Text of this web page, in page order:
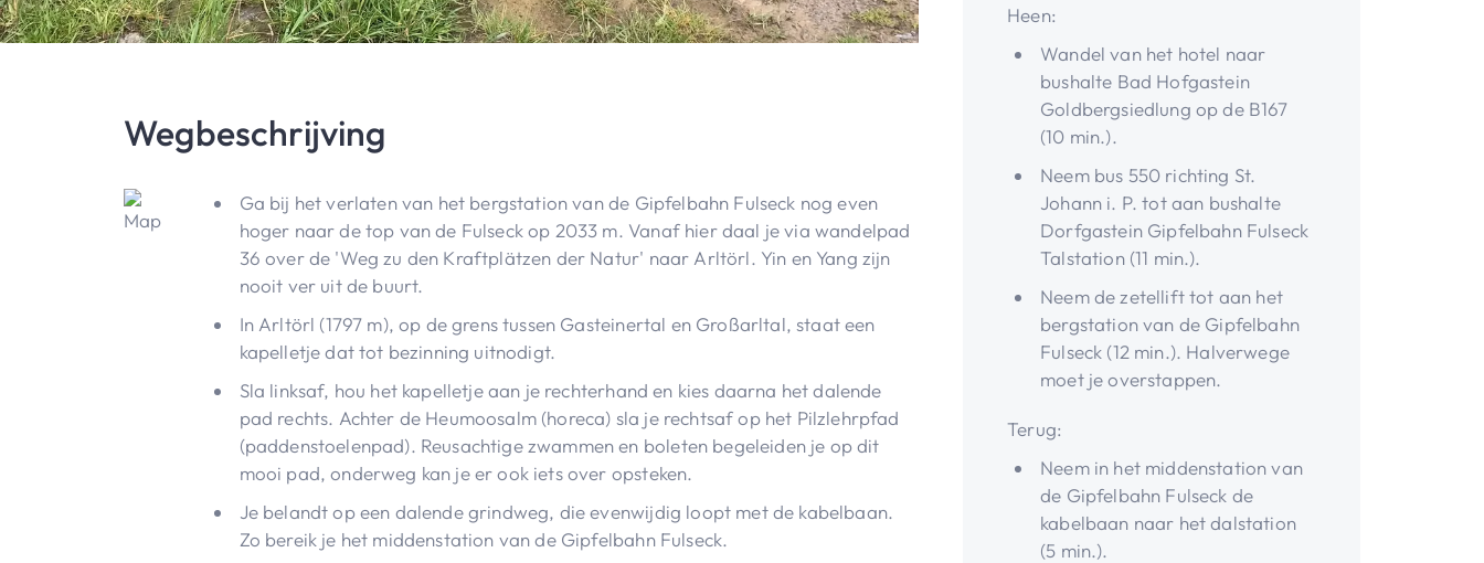
Wegbeschrijving
Ga bij het verlaten van het bergstation van de Gipfelbahn Fulseck nog even
hoger naar de top van de Fulseck op 2033 m. Vanaf hier daal je via wandelpad
36 over de 'Weg zu den Kraftplätzen der Natur' naar Arltörl. Yin en Yang zijn
nooit ver uit de buurt.
In Arltörl (1797 m), op de grens tussen Gasteinertal en Großarltal, staat een
kapelletje dat tot bezinning uitnodigt.
Sla linksaf, hou het kapelletje aan je rechterhand en kies daarna het dalende
pad rechts. Achter de Heumoosalm (horeca) sla je rechtsaf op het Pilzlehrpfad
(paddenstoelenpad). Reusachtige zwammen en boleten begeleiden je op dit
mooi pad, onderweg kan je er ook iets over opsteken.
Je belandt op een dalende grindweg, die evenwijdig loopt met de kabelbaan.
Zo bereik je het middenstation van de Gipfelbahn Fulseck.
Heen:
Wandel van het hotel naar
bushalte Bad Hofgastein
Goldbergsiedlung op de B167
(10 min.).
Neem bus 550 richting St.
Johann i. P. tot aan bushalte
Dorfgastein Gipfelbahn Fulseck
Talstation (11 min.).
Neem de zetellift tot aan het
bergstation van de Gipfelbahn
Fulseck (12 min.). Halverwege
moet je overstappen.
Terug:
Neem in het middenstation van
de Gipfelbahn Fulseck de
kabelbaan naar het dalstation
(5 min.).